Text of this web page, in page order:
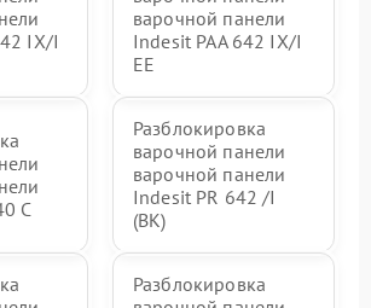
IX/I
варочной панели
Indesit PAA 642 IX/I
EE
C
Разблокировка
варочной панели
варочной панели
Indesit PR 642 /I
(BK)
Разблокировка